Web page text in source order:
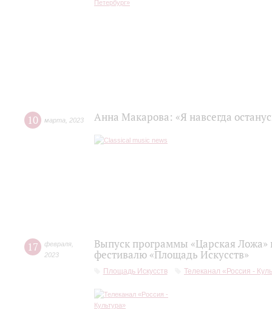
10 марта 2023 Анна Макарова: «Я навсегда
17 февраля
2023
Выпуск программы «Царская
фестивалю «Площадь Искусств»
Площадь Искусств Телеканал «Россия -